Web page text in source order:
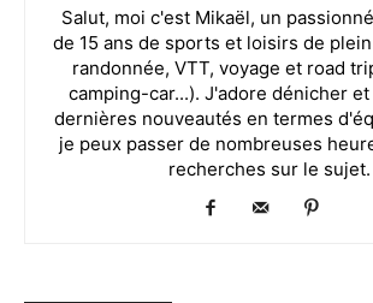
Salut, moi c'est Mikaël, un
de 15 ans de sports et loisirs de
randonnée, VTT, voyage et road
camping-car...). J'adore dénicher
dernières nouveautés en termes
je peux passer de nombreuses
recherches sur le sujet.